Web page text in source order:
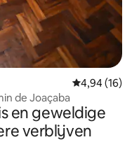
Gemiddelde
4,94 (16)
de Joaçaba
en geweldige
verblijven